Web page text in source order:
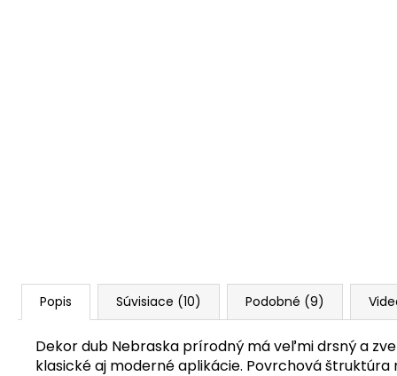
Popis Súvisiace (10) Podobné (9)
Dekor dub Nebraska prírodný má veľmi drsný a
klasické aj moderné aplikácie. Povrchová